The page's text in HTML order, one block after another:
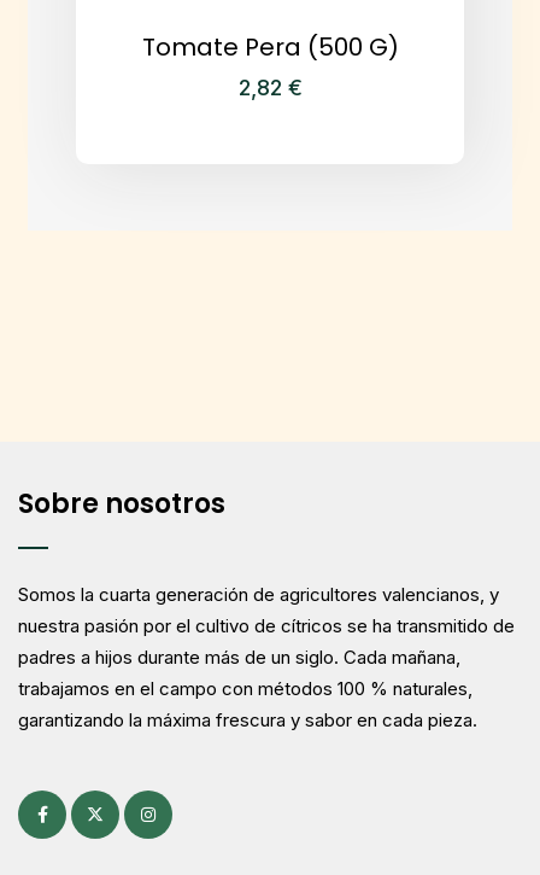
Tomate Pera (500 G)
2,82 €
Sobre nosotros
Somos la cuarta generación de agricultores valencianos, y
nuestra pasión por el cultivo de cítricos se ha transmitido de
padres a hijos durante más de un siglo. Cada mañana,
trabajamos en el campo con métodos 100 % naturales,
garantizando la máxima frescura y sabor en cada pieza.